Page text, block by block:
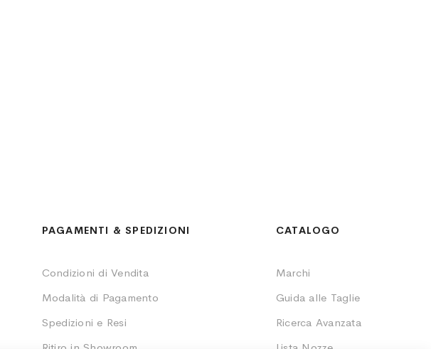
PAGAMENTI & SPEDIZIONI
Condizioni di Vendita
Modalità di Pagamento
Spedizioni e Resi
CATALOGO
Marchi
Guida alle Taglie
Ricerca Avanzata